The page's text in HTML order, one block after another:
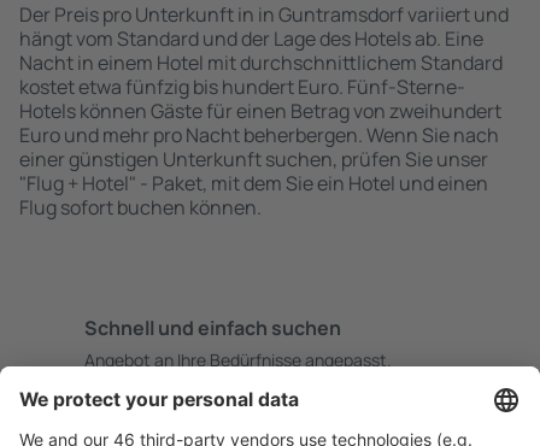
Der Preis pro Unterkunft in in Guntramsdorf variiert und
hängt vom Standard und der Lage des Hotels ab. Eine
Nacht in einem Hotel mit durchschnittlichem Standard
kostet etwa fünfzig bis hundert Euro. Fünf-Sterne-
Hotels können Gäste für einen Betrag von zweihundert
Euro und mehr pro Nacht beherbergen. Wenn Sie nach
einer günstigen Unterkunft suchen, prüfen Sie unser
"Flug + Hotel" - Paket, mit dem Sie ein Hotel und einen
Flug sofort buchen können.
Schnell und einfach suchen
Angebot an Ihre Bedürfnisse angepasst.
Sicher planen